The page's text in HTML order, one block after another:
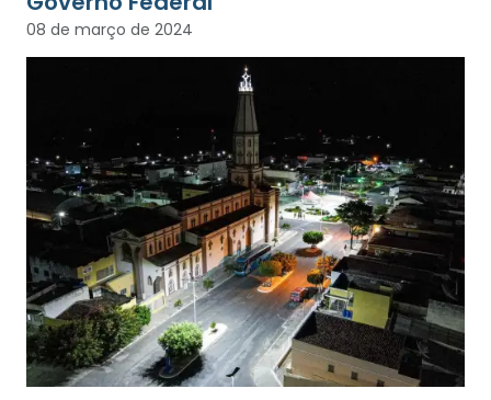
08 de março de 2024